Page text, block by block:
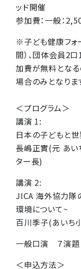
ッド開催
参加費：一般：
※子ども健康フォ
間）、団体会員2
加費が無料とな
場合のみとなりま
＜プログラム＞
講演 1:
日本の子どもと
長嶋正實(元 あい
ター長)
講演 2:
JICA 海外協力隊
環境について~
百川季子(あいち
一般口演 ７演題
＜申込方法＞